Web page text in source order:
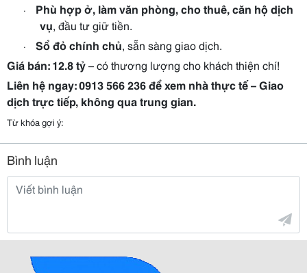
·
Phù hợp ở, làm văn phòng, cho thuê, căn hộ dịch
vụ, đầu tư giữ tiền.
· Sổ đỏ chính chủ, sẵn sàng giao dịch.
Giá bán: 12.8 tỷ– có thương lượng cho khách thiện chí!
Liên hệ ngay:0913 566 236để xem nhà thực tế – Giao
dịch trực tiếp, không qua trung gian.
Từ khóa gợi ý:
Bình luận